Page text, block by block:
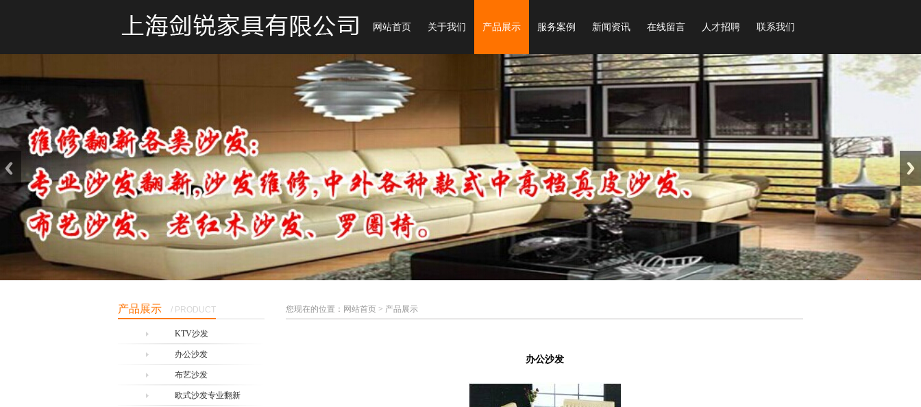
网站首页 关于我们 产品展示 服务案例 新闻资讯 在线留言 人才招聘 联系我们
产品展示 / PRODUCT
KTV沙发
办公沙发
布艺沙发
欧式沙发专业翻新
您现在的位置：网站首页 > 产品展示
办公沙发